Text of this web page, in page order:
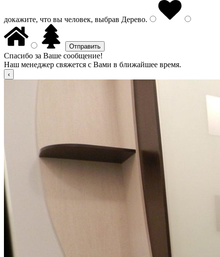
докажите, что вы человек, выбрав Дерево.
Спасибо за Ваше сообщение!
Наш менеджер свяжется с Вами в ближайшее время.